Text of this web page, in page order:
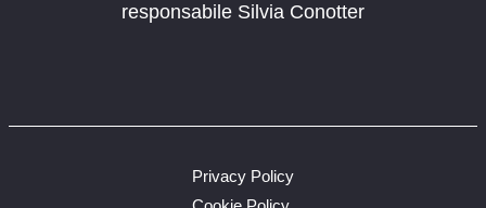
responsabile Silvia Conotter
Privacy Policy